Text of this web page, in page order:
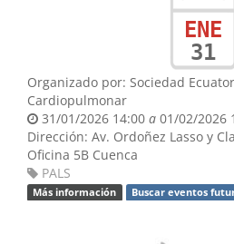
ENE
31
Organizado por: Sociedad
Cardiopulmonar
31/01/2026 14:00 a 01/02/2026
Dirección: Av. Ordoñez Lasso y
Oficina 5B Cuenca
PALS
Más información Buscar eventos